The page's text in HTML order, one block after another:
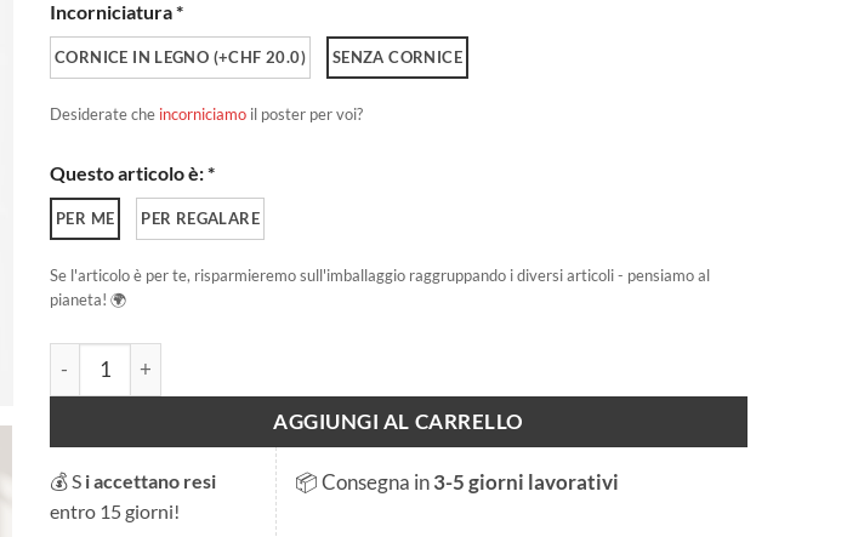
Incorniciatura *
CORNICE IN LEGNO (+CHF 20.0) SENZA CORNICE
Desiderate che incorniciamo il poster per voi?
Questo articolo è: *
PER ME PER REGALARE
Se l'articolo è per te, risparmieremo sull'imballaggio raggruppando i diversi articoli - pensiamo al
pianeta! 🌍
Zermatt quantità
AGGIUNGI AL CARRELLO
💰 S i accettano resi
entro 15 giorni!
📦 Consegna in3-5 giorni lavorativi